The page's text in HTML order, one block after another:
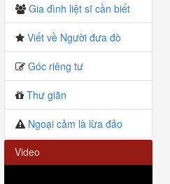
Gia đình liệt sĩ cần biết
Viết về Người đưa đò
Góc riêng tư
Thư giãn
Ngoại cảm là lừa đảo
Video